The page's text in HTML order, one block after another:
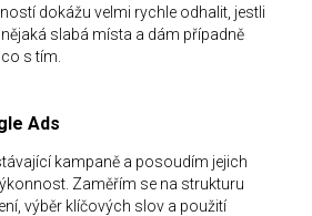
dokážu velmi rychle odhalit, jestli
slabá místa a dám případně
s tím.
Ads
kampaně a posoudím jejich
Zaměřím se na strukturu
výběr klíčových slov a použití